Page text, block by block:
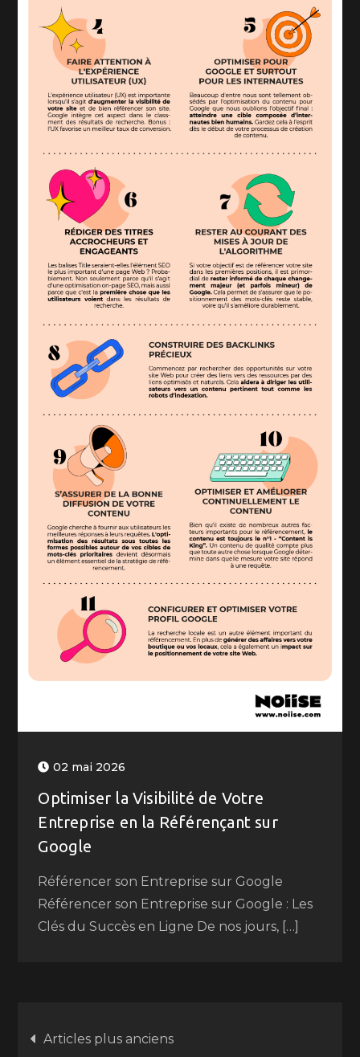
02 mai 2026
Optimiser la Visibilité de Votre
Entreprise en la Référençant sur
Google
Référencer son Entreprise sur Google
Référencer son Entreprise sur Google : Les
Clés du Succès en Ligne De nos jours, […]
Navigation
Articles plus anciens